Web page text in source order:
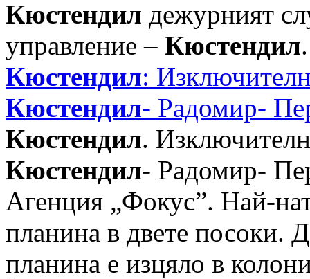
Кюстендил дежурният
управление – Кюстендил
Кюстендил:
Кюстендил- Радомир-
Кюстендил.
Кюстендил- Радомир-
Агенция „Фокус”. Най-
планина в двете посоки.
планина е изцяло в